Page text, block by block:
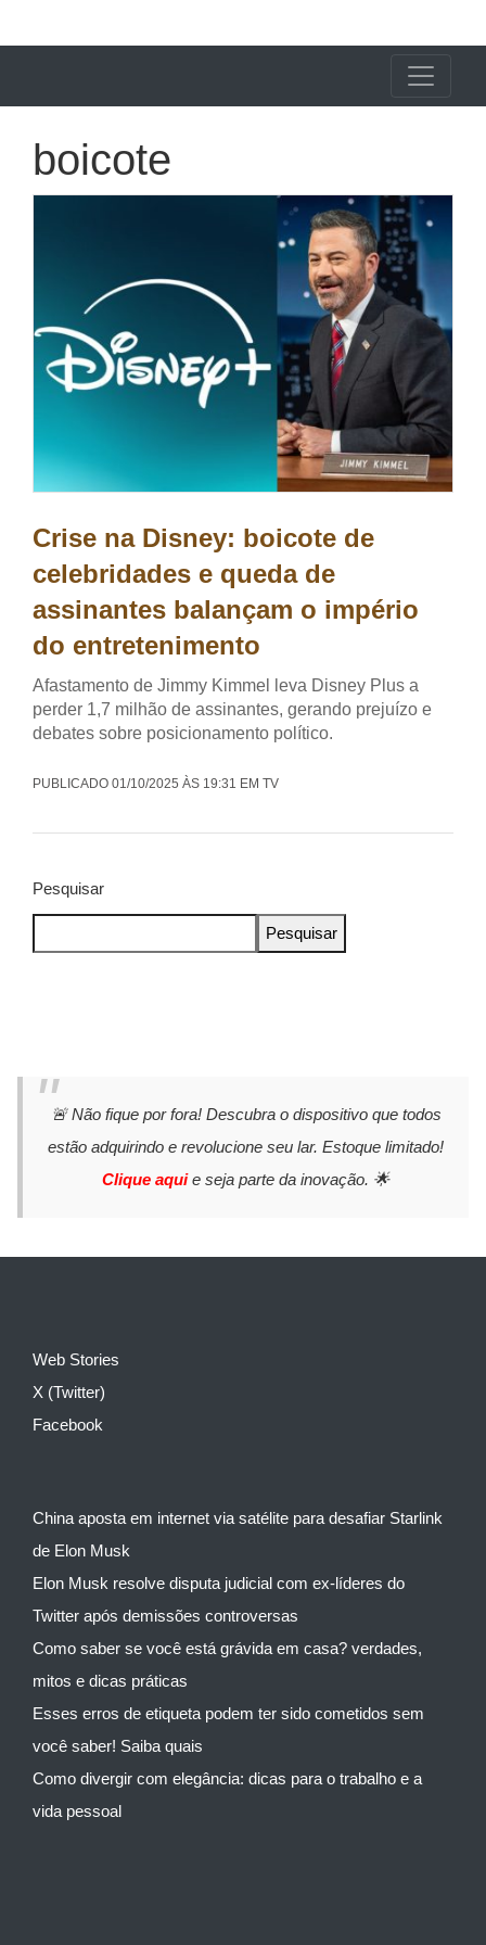
boicote
Crise na Disney: boicote de
celebridades e queda de
assinantes balançam o império
do entretenimento
Afastamento de Jimmy Kimmel leva Disney Plus a
perder 1,7 milhão de assinantes, gerando prejuízo e
debates sobre posicionamento político.
PUBLICADO 01/10/2025 ÀS 19:31 EM TV
Pesquisar
Pesquisar
🚨 Não fique por fora! Descubra o dispositivo que todos
estão adquirindo e revolucione seu lar. Estoque limitado!
Clique aquie seja parte da inovação. 🌟
Web Stories
X (Twitter)
Facebook
China aposta em internet via satélite para desafiar Starlink
de Elon Musk
Elon Musk resolve disputa judicial com ex-líderes do
Twitter após demissões controversas
Como saber se você está grávida em casa? verdades,
mitos e dicas práticas
Esses erros de etiqueta podem ter sido cometidos sem
você saber! Saiba quais
Como divergir com elegância: dicas para o trabalho e a
vida pessoal